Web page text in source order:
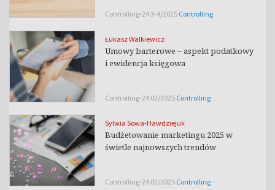
Controlling-24 3-4/2025 Controlling
Łukasz Walkiewicz
Umowy barterowe – aspekt podatkowy
i ewidencja księgowa
Controlling-24 02/2025 Controlling
Sylwia Sowa-Hawdziejuk
Budżetowanie marketingu 2025 w
świetle najnowszych trendów
Controlling-24 02/2025 Controlling